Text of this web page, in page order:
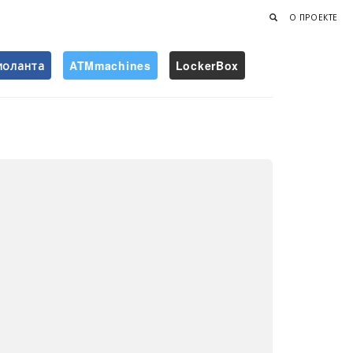
О ПРОЕКТЕ
ATMmachines LockerBox